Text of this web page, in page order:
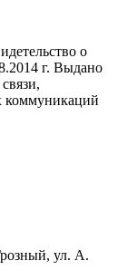
о
г. Выдано
коммуникаций
ул. А.